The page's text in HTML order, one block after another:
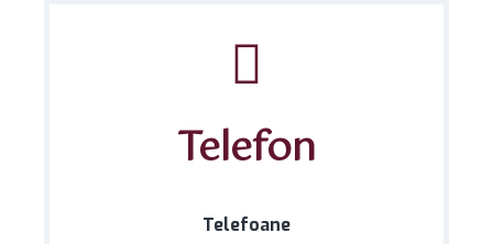
Telefon
Telefoane